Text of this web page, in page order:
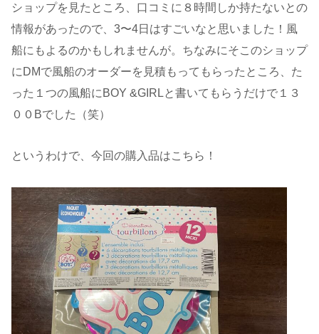
ショップを見たところ、口コミに８時間しか持たないとの
情報があったので、3〜4日はすごいなと思いました！風
船にもよるのかもしれませんが。ちなみにそこのショップ
にDMで風船のオーダーを見積もってもらったところ、た
った１つの風船にBOY &GIRLと書いてもらうだけで１３
００Bでした（笑）
というわけで、今回の購入品はこちら！